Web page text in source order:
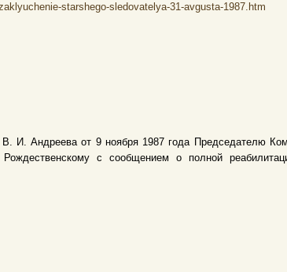
starshego-sledovatelya-31-avgusta-1987.htm
И. Андреева от 9 ноября 1987 года Председателю
с сообщением о полной